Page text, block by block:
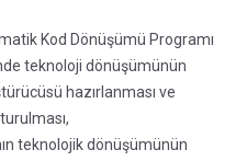
Kod Dönüşümü Programı
teknoloji dönüşümünün
hazırlanması ve
teknolojik dönüşümünün